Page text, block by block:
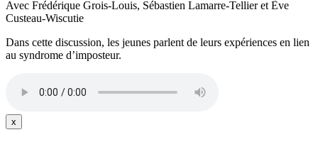
Avec Frédérique Grois-Louis, Sébastien Lamarre-Tellier et Ève
Custeau-Wiscutie
Dans cette discussion, les jeunes parlent de leurs expériences en lien
au syndrome d’imposteur.
x